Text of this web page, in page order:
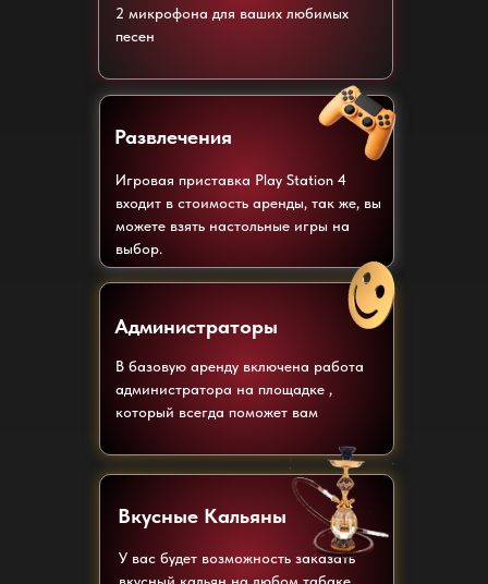
Вкусные Кальяны
Развлечения
Администраторы
2 микрофона для ваших любимых
песен
У вас будет возможность заказать
вкусный кальян на любом табаке,
Игровая приставка Play Station 4
входит в стоимость аренды, так же, вы
можете взять настольные игры на
выбор.
В базовую аренду включена работа
администратора на площадке ,
который всегда поможет вам